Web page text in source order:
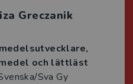
Greczanik
och lättläst
Sva Gy